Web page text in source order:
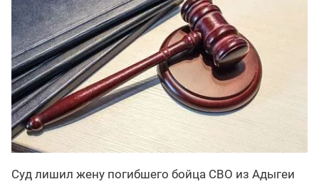
Суд лишил жену погибшего бойца СВО из Адыгеи